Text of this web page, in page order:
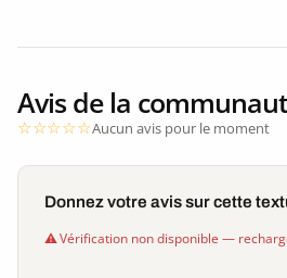
Avis de la
Aucun avis pour le moment
Donnez votre avis sur cette
Vérification non disponible —